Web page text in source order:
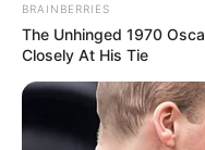
BRAINBERRIES
The Unhinged 1970
Closely At His Tie